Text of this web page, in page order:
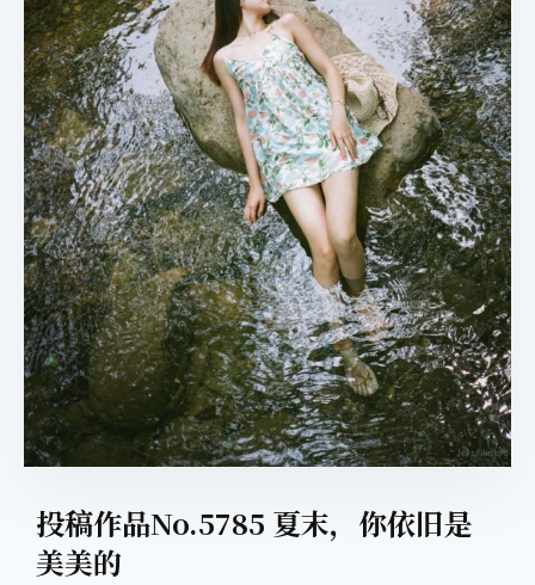
投稿作品No.5785 夏末，你依旧是
美美的
取消 搜索